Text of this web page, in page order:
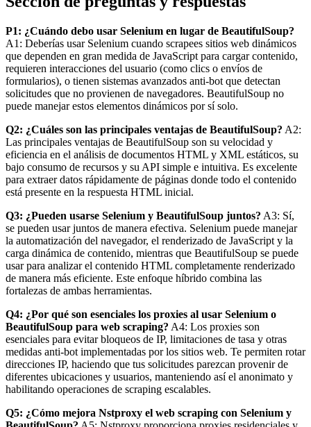
P1: ¿Cuándo debo usar Selenium en lugar de BeautifulSoup?
A1: Deberías usar Selenium cuando scrapees sitios web dinámicos
que dependen en gran medida de JavaScript para cargar contenido,
requieren interacciones del usuario (como clics o envíos de
formularios), o tienen sistemas avanzados anti-bot que detectan
solicitudes que no provienen de navegadores. BeautifulSoup no
puede manejar estos elementos dinámicos por sí solo.
Q2: ¿Cuáles son las principales ventajas de BeautifulSoup? A2:
Las principales ventajas de BeautifulSoup son su velocidad y
eficiencia en el análisis de documentos HTML y XML estáticos, su
bajo consumo de recursos y su API simple e intuitiva. Es excelente
para extraer datos rápidamente de páginas donde todo el contenido
está presente en la respuesta HTML inicial.
Q3: ¿Pueden usarse Selenium y BeautifulSoup juntos? A3: Sí,
se pueden usar juntos de manera efectiva. Selenium puede manejar
la automatización del navegador, el renderizado de JavaScript y la
carga dinámica de contenido, mientras que BeautifulSoup se puede
usar para analizar el contenido HTML completamente renderizado
de manera más eficiente. Este enfoque híbrido combina las
fortalezas de ambas herramientas.
Q4: ¿Por qué son esenciales los proxies al usar Selenium o
BeautifulSoup para web scraping? A4: Los proxies son
esenciales para evitar bloqueos de IP, limitaciones de tasa y otras
medidas anti-bot implementadas por los sitios web. Te permiten rotar
direcciones IP, haciendo que tus solicitudes parezcan provenir de
diferentes ubicaciones y usuarios, manteniendo así el anonimato y
habilitando operaciones de scraping escalables.
Q5: ¿Cómo mejora Nstproxy el web scraping con Selenium y